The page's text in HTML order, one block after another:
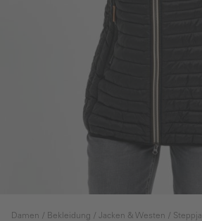
Damen Bekleidung Jacken & Westen